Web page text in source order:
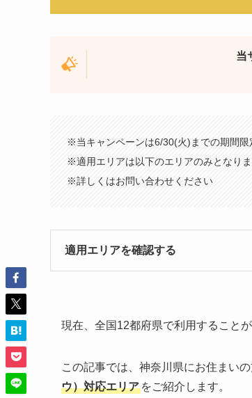
当
※当キャンペーンは6/30(火)までの期間限
※適用エリアは以下のエリアのみとなり
※詳しくはお問い合わせください
適用エリアを確認する
現在、全国12都府県で利用すること
この記事では、神奈川県にお住まい
ウ）対応エリア をご紹介します。